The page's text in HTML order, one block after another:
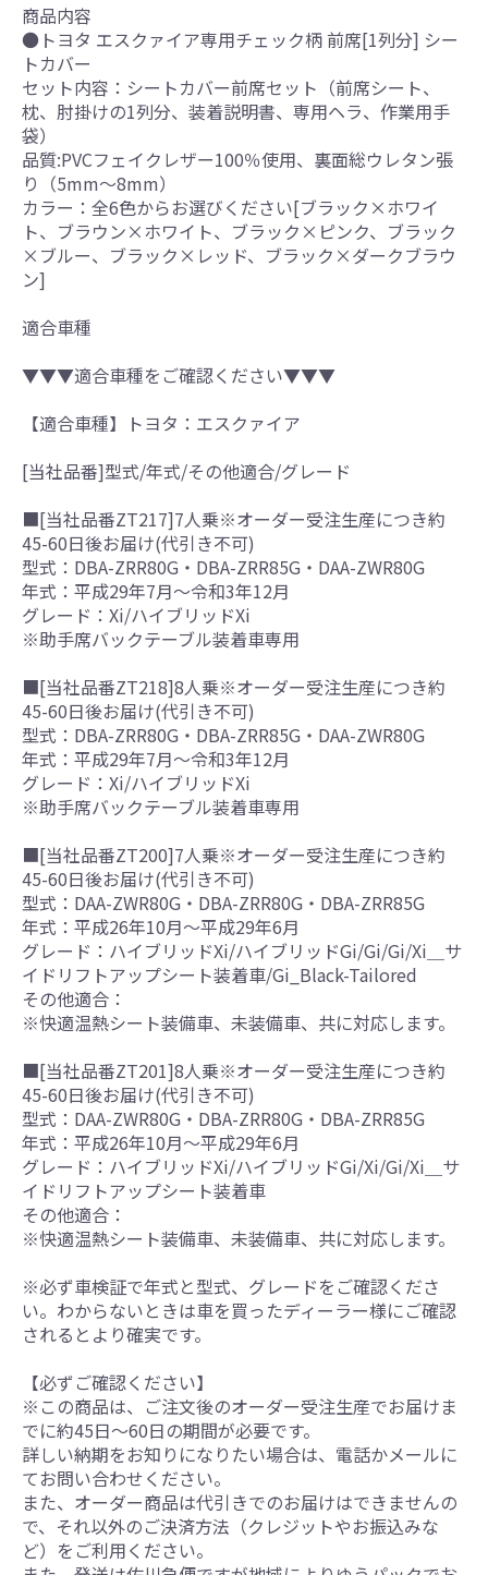
商品内容
●トヨタ エスクァイア専用チェック柄 前席[1列分] シー
トカバー
セット内容：シートカバー前席セット（前席シート、
枕、肘掛けの1列分、装着説明書、専用ヘラ、作業用手
袋）
品質:PVCフェイクレザー100％使用、裏面総ウレタン張
り（5mm～8mm）
カラー：全6色からお選びください[ブラック×ホワイ
ト、ブラウン×ホワイト、ブラック×ピンク、ブラック
×ブルー、ブラック×レッド、ブラック×ダークブラウ
ン]
適合車種
▼▼▼適合車種をご確認ください▼▼▼
【適合車種】トヨタ：エスクァイア
[当社品番]型式/年式/その他適合/グレード
■[当社品番ZT217]7人乗※オーダー受注生産につき約
45-60日後お届け(代引き不可)
型式：DBA-ZRR80G・DBA-ZRR85G・DAA-ZWR80G
年式：平成29年7月～令和3年12月
グレード：Xi/ハイブリッドXi
※助手席バックテーブル装着車専用
■[当社品番ZT218]8人乗※オーダー受注生産につき約
45-60日後お届け(代引き不可)
型式：DBA-ZRR80G・DBA-ZRR85G・DAA-ZWR80G
年式：平成29年7月～令和3年12月
グレード：Xi/ハイブリッドXi
※助手席バックテーブル装着車専用
■[当社品番ZT200]7人乗※オーダー受注生産につき約
45-60日後お届け(代引き不可)
型式：DAA-ZWR80G・DBA-ZRR80G・DBA-ZRR85G
年式：平成26年10月～平成29年6月
グレード：ハイブリッドXi/ハイブリッドGi/Gi/Gi/Xi＿サ
イドリフトアップシート装着車/Gi_Black-Tailored
その他適合：
※快適温熱シート装備車、未装備車、共に対応します。
■[当社品番ZT201]8人乗※オーダー受注生産につき約
45-60日後お届け(代引き不可)
型式：DAA-ZWR80G・DBA-ZRR80G・DBA-ZRR85G
年式：平成26年10月～平成29年6月
グレード：ハイブリッドXi/ハイブリッドGi/Xi/Gi/Xi＿サ
イドリフトアップシート装着車
その他適合：
※快適温熱シート装備車、未装備車、共に対応します。
※必ず車検証で年式と型式、グレードをご確認くださ
い。わからないときは車を買ったディーラー様にご確認
されるとより確実です。
【必ずご確認ください】
※この商品は、ご注文後のオーダー受注生産でお届けま
でに約45日～60日の期間が必要です。
詳しい納期をお知りになりたい場合は、電話かメールに
てお問い合わせください。
また、オーダー商品は代引きでのお届けはできませんの
で、それ以外のご決済方法（クレジットやお振込みな
ど）をご利用ください。